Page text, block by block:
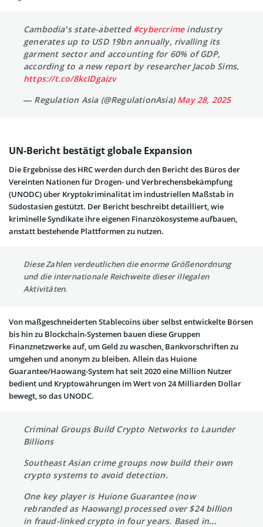
Cambodia’s state-abetted #cybercrimeindustry
generates up to USD 19bn annually, rivalling its
garment sector and accounting for 60% of GDP,
according to a new report by researcher Jacob Sims.
https://t.co/8kcIDgaizv
— Regulation Asia (@RegulationAsia)May 28, 2025
UN-Bericht bestätigt globale Expansion
Die Ergebnisse des HRC werden durch den Bericht des Büros der
Vereinten Nationen für Drogen- und Verbrechensbekämpfung
(UNODC) über Kryptokriminalität im industriellen Maßstab in
Südostasien gestützt. Der Bericht beschreibt detailliert, wie
kriminelle Syndikate ihre eigenen Finanzökosysteme aufbauen,
anstatt bestehende Plattformen zu nutzen.
Diese Zahlen verdeutlichen die enorme Größenordnung
und die internationale Reichweite dieser illegalen
Aktivitäten.
Von maßgeschneiderten Stablecoins über selbst entwickelte Börsen
bis hin zu Blockchain-Systemen bauen diese Gruppen
Finanznetzwerke auf, um Geld zu waschen, Bankvorschriften zu
umgehen und anonym zu bleiben. Allein das Huione
Guarantee/Haowang-System hat seit 2020 eine Million Nutzer
bedient und Kryptowährungen im Wert von 24 Milliarden Dollar
bewegt, so das UNODC.
Criminal Groups Build Crypto Networks to Launder
Billions
Southeast Asian crime groups now build their own
crypto systems to avoid detection.
One key player is Huione Guarantee (now
rebranded as Haowang) processed over $24 billion
in fraud-linked crypto in four years. Based in…